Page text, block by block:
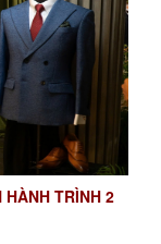
HÀNH TRÌNH 2